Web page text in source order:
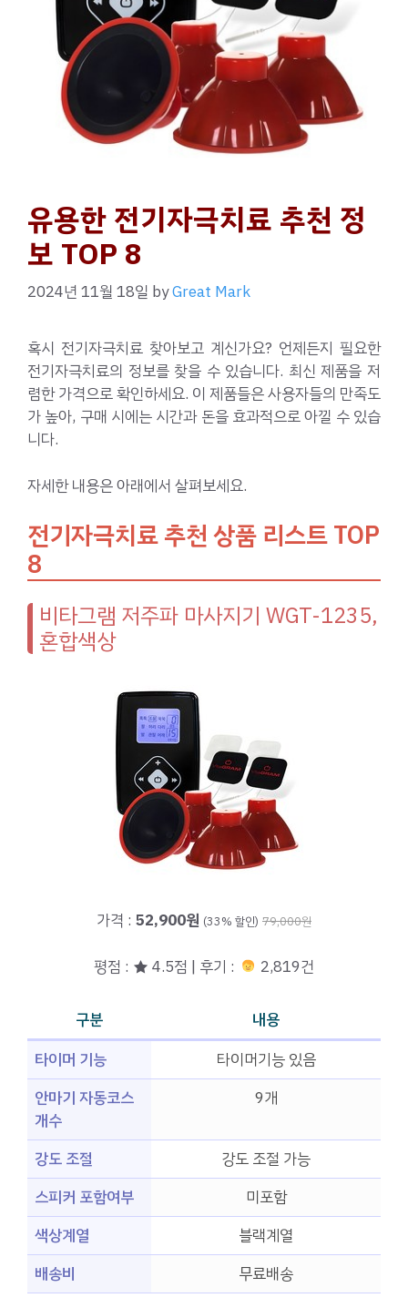
유용한 전기자극치료 추천 정
보 TOP 8
2024년 11월 18일 byGreat Mark
혹시 전기자극치료 찾아보고 계신가요? 언제든지 필요한
전기자극치료의 정보를 찾을 수 있습니다. 최신 제품을 저
렴한 가격으로 확인하세요. 이 제품들은 사용자들의 만족도
가 높아, 구매 시에는 시간과 돈을 효과적으로 아낄 수 있습
니다.
자세한 내용은 아래에서 살펴보세요.
전기자극치료 추천 상품 리스트 TOP
8
비타그램 저주파 마사지기 WGT-1235,
혼합색상
가격 : 52,900원 (33% 할인) 79,000원
평점 : ★ 4.5점 | 후기 : 2,819건
구분
내용
타이머 기능
타이머기능 있음
안마기 자동코스
개수
9개
강도 조절
강도 조절 가능
스피커 포함여부
미포함
색상계열
블랙계열
배송비
무료배송